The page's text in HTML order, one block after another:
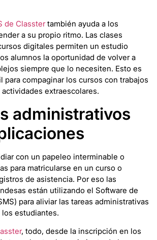
de Classtertambién ayuda a los
a su propio ritmo. Las clases
digitales permiten un estudio
alumnos la oportunidad de volver a
siempre que lo necesiten. Esto es
para compaginar los cursos con trabajos
extraescolares.
administrativos
con un papeleo interminable o
para matricularse en un curso o
de asistencia. Por eso las
están utilizando el Software de
para aliviar las tareas administrativas
los estudiantes.
, todo, desde la inscripción en los